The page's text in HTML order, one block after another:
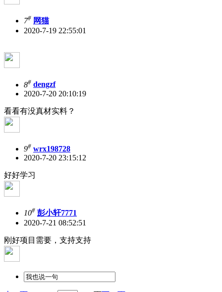
7# 网猫
2020-7-19 22:55:01
8# dengzf
2020-7-20 20:10:19
看看有没真材实料？
9# wrx198728
2020-7-20 23:15:12
好好学习
10# 彭小轩7771
2020-7-21 08:52:51
刚好项目需要，支持支持